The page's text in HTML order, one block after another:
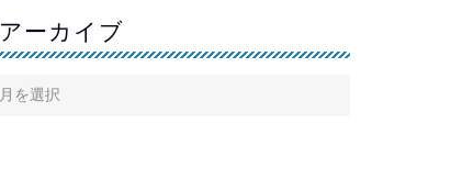
アーカイブ